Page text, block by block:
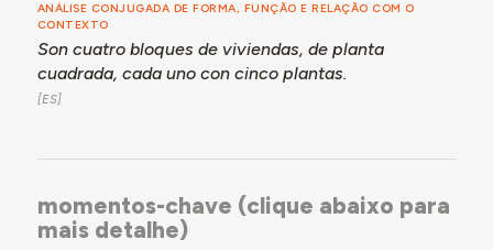
ANÁLISE CONJUGADA DE FORMA, FUNÇÃO E RELAÇÃO COM O
CONTEXTO
Son cuatro bloques de viviendas, de planta
cuadrada, cada uno con cinco plantas.
momentos-chave (clique abaixo para
mais detalhe)